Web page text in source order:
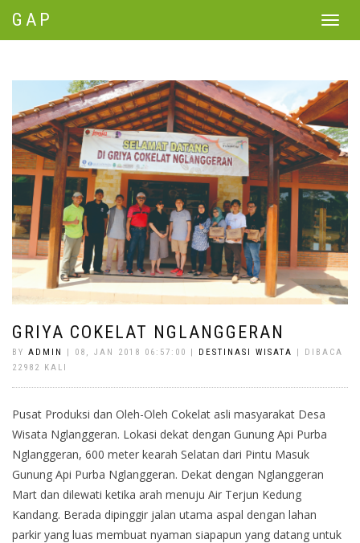
Toggle
GAP
GRIYA COKELAT NGLANGGERAN
BY ADMIN | 08, JAN 2018 06:57:00 | DESTINASI WISATA
| DIBACA
22982 KALI
Pusat Produksi dan Oleh-Oleh Cokelat asli masyarakat Desa
Wisata Nglanggeran. Lokasi dekat dengan Gunung Api Purba
Nglanggeran, 600 meter kearah Selatan dari Pintu Masuk
Gunung Api Purba Nglanggeran. Dekat dengan Nglanggeran
Mart dan dilewati ketika arah menuju Air Terjun Kedung
Kandang. Berada dipinggir jalan utama aspal dengan lahan
parkir yang luas membuat nyaman siapapun yang datang untuk